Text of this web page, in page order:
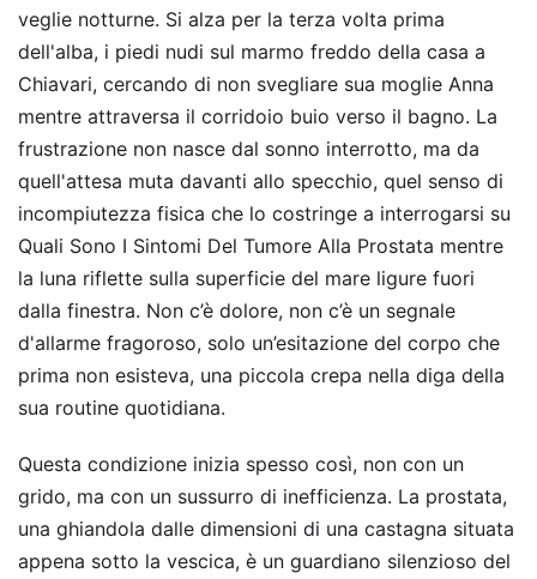
veglie notturne. Si alza per la terza volta prima
dell'alba, i piedi nudi sul marmo freddo della casa a
Chiavari, cercando di non svegliare sua moglie Anna
mentre attraversa il corridoio buio verso il bagno. La
frustrazione non nasce dal sonno interrotto, ma da
quell'attesa muta davanti allo specchio, quel senso di
incompiutezza fisica che lo costringe a interrogarsi su
Quali Sono I Sintomi Del Tumore Alla Prostata mentre
la luna riflette sulla superficie del mare ligure fuori
dalla finestra. Non c’è dolore, non c’è un segnale
d'allarme fragoroso, solo un’esitazione del corpo che
prima non esisteva, una piccola crepa nella diga della
sua routine quotidiana.
Questa condizione inizia spesso così, non con un
grido, ma con un sussurro di inefficienza. La prostata,
una ghiandola dalle dimensioni di una castagna situata
appena sotto la vescica, è un guardiano silenzioso del